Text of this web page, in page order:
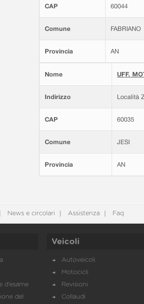
CAP 60044
Comune FABRIANO
Provincia AN
Nome UFF.
Indirizzo Località
CAP 60035
Comune JESI
Provincia AN
News e circolari Assistenza Faq
d’esame
del
Veicoli
Autoveicoli
Motocicli
Revisioni
Collaudi